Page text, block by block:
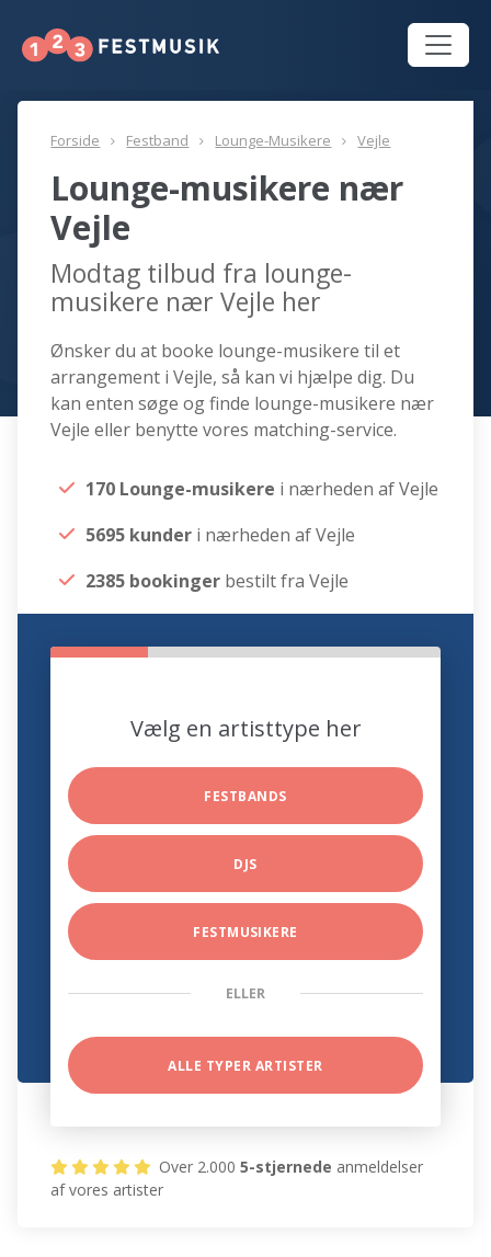
Forside Festband Lounge-Musikere Vejle
Lounge-musikere nær
Vejle
Modtag tilbud fra lounge-
musikere nær Vejle her
Ønsker du at booke lounge-musikere til et
arrangement i Vejle, så kan vi hjælpe dig. Du
kan enten søge og finde lounge-musikere nær
Vejle eller benytte vores matching-service.
170 Lounge-musikere i nærheden af Vejle
5695 kunder i nærheden af Vejle
2385 bookinger bestilt fra Vejle
Vælg en artisttype her
FESTBANDS
DJS
FESTMUSIKERE
ELLER
ALLE TYPER ARTISTER
Over 2.0005-stjernede anmeldelser
af vores artister